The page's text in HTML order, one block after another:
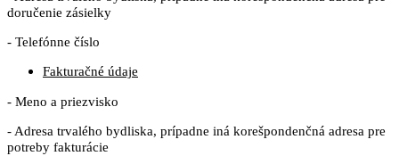
doručenie zásielky
- Telefónne číslo
Fakturačné údaje
- Meno a priezvisko
- Adresa trvalého bydliska, prípadne iná korešpondenčná adresa pre
potreby fakturácie